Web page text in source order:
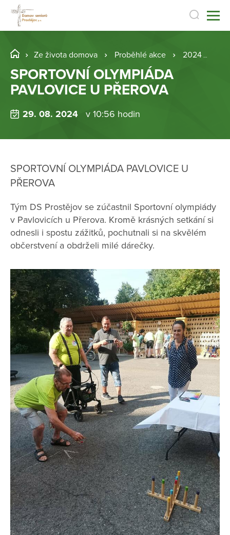
Ze života domova Proběhlé akce 2024
SPORTOVNÍ OLYMPIÁDA
PAVLOVICE U PŘEROVA
29. 08. 2024 v 10:56 hodin
SPORTOVNÍ OLYMPIÁDA PAVLOVICE U
PŘEROVA
Tým DS Prostějov se zúčastnil Sportovní olympiády
v Pavlovicích u Přerova. Kromě krásných setkání si
odnesli i spostu zážitků, pochutnali si na skvělém
občerstvení a obdrželi milé dárečky.